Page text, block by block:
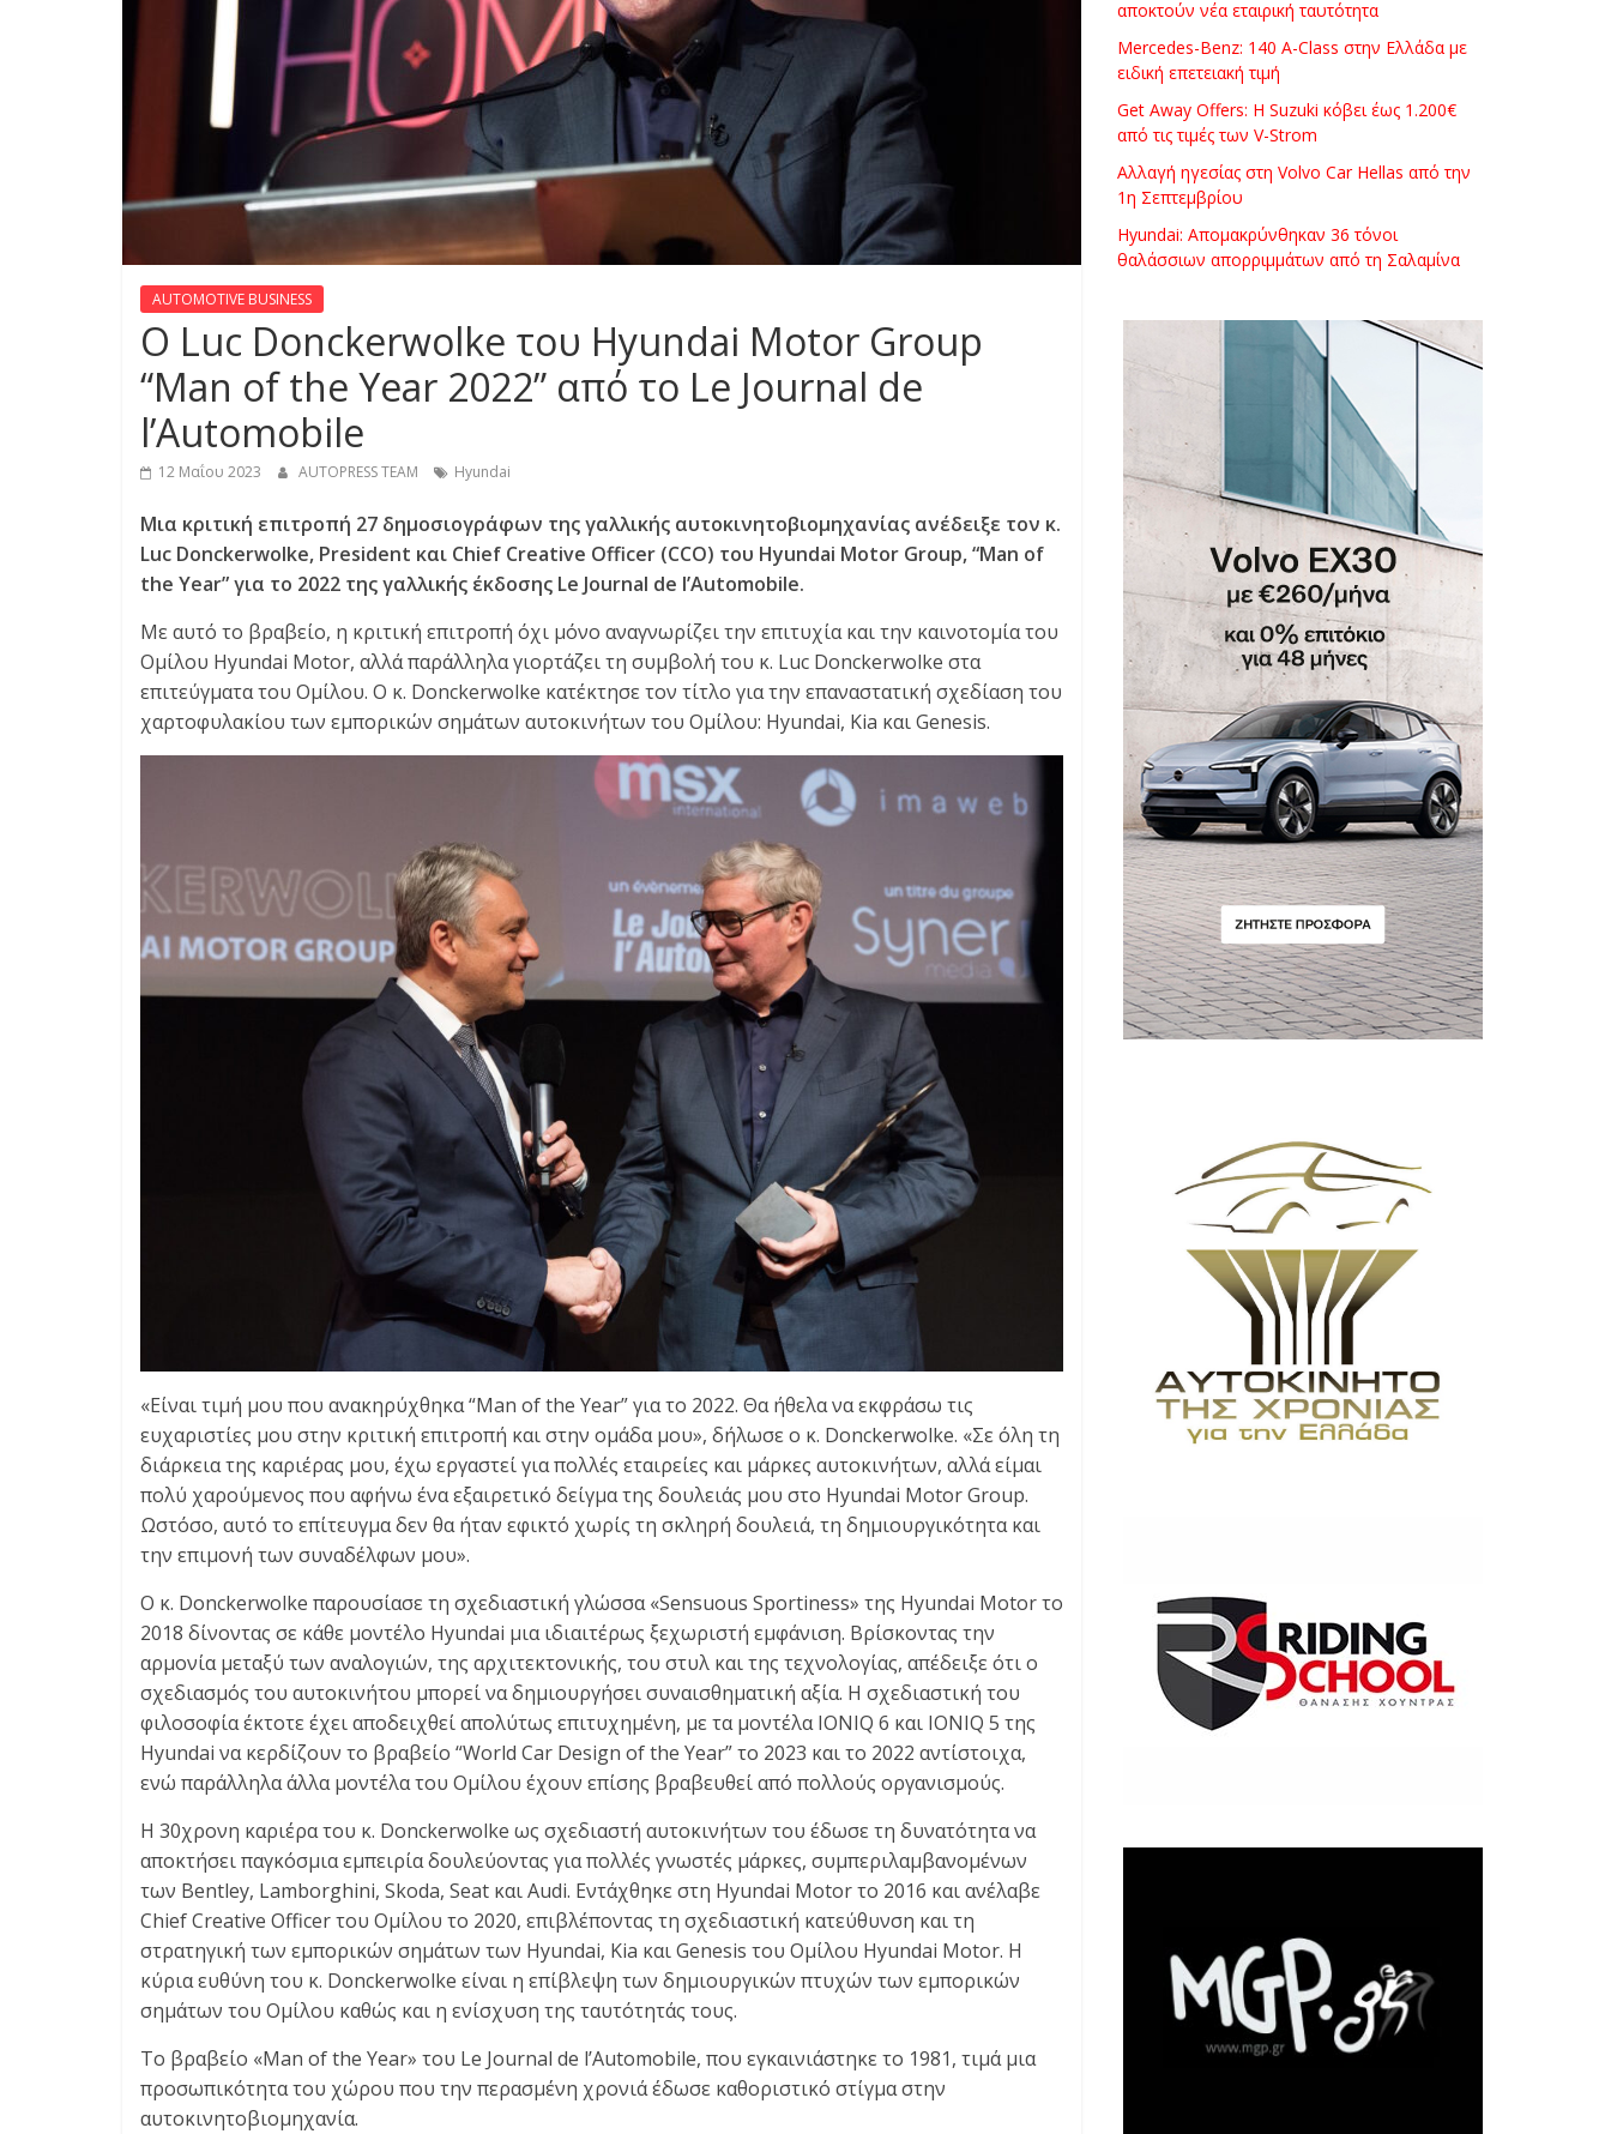
S
S
R
AUTOMOTIVE BUSINESS
Ο Luc Donckerwolke του Hyundai Motor Group
“Man of the Year 2022” από το Le Journal de
l’Automobile
12 Μαΐου 2023 AUTOPRESS TEAM Hyundai
Μια κριτική επιτροπή 27 δημοσιογράφων της γαλλικής αυτοκινητοβιομηχανίας ανέδειξε τον κ.
Luc Donckerwolke, President και Chief Creative Officer (CCO) του Hyundai Motor Group, “Man of
the Year” για το 2022 της γαλλικής έκδοσης Le Journal de l’Automobile.
Με αυτό το βραβείο, η κριτική επιτροπή όχι μόνο αναγνωρίζει την επιτυχία και την καινοτομία του
Ομίλου Hyundai Motor, αλλά παράλληλα γιορτάζει τη συμβολή του κ. Luc Donckerwolke στα
επιτεύγματα του Ομίλου. Ο κ. Donckerwolke κατέκτησε τον τίτλο για την επαναστατική σχεδίαση του
χαρτοφυλακίου των εμπορικών σημάτων αυτοκινήτων του Ομίλου: Hyundai, Kia και Genesis.
«Είναι τιμή μου που ανακηρύχθηκα “Man of the Year” για το 2022. Θα ήθελα να εκφράσω τις
ευχαριστίες μου στην κριτική επιτροπή και στην ομάδα μου», δήλωσε ο κ. Donckerwolke. «Σε όλη τη
διάρκεια της καριέρας μου, έχω εργαστεί για πολλές εταιρείες και μάρκες αυτοκινήτων, αλλά είμαι
πολύ χαρούμενος που αφήνω ένα εξαιρετικό δείγμα της δουλειάς μου στο Hyundai Motor Group.
Ωστόσο, αυτό το επίτευγμα δεν θα ήταν εφικτό χωρίς τη σκληρή δουλειά, τη δημιουργικότητα και
την επιμονή των συναδέλφων μου».
Ο κ. Donckerwolke παρουσίασε τη σχεδιαστική γλώσσα «Sensuous Sportiness» της Hyundai Motor το
2018 δίνοντας σε κάθε μοντέλο Hyundai μια ιδιαιτέρως ξεχωριστή εμφάνιση. Βρίσκοντας την
αρμονία μεταξύ των αναλογιών, της αρχιτεκτονικής, του στυλ και της τεχνολογίας, απέδειξε ότι ο
σχεδιασμός του αυτοκινήτου μπορεί να δημιουργήσει συναισθηματική αξία. Η σχεδιαστική του
φιλοσοφία έκτοτε έχει αποδειχθεί απολύτως επιτυχημένη, με τα μοντέλα IONIQ 6 και IONIQ 5 της
Hyundai να κερδίζουν το βραβείο “World Car Design of the Year” το 2023 και το 2022 αντίστοιχα,
ενώ παράλληλα άλλα μοντέλα του Ομίλου έχουν επίσης βραβευθεί από πολλούς οργανισμούς.
Η 30χρονη καριέρα του κ. Donckerwolke ως σχεδιαστή αυτοκινήτων του έδωσε τη δυνατότητα να
αποκτήσει παγκόσμια εμπειρία δουλεύοντας για πολλές γνωστές μάρκες, συμπεριλαμβανομένων
των Bentley, Lamborghini, Skoda, Seat και Audi. Εντάχθηκε στη Hyundai Motor το 2016 και ανέλαβε
Chief Creative Officer του Ομίλου το 2020, επιβλέποντας τη σχεδιαστική κατεύθυνση και τη
στρατηγική των εμπορικών σημάτων των Hyundai, Kia και Genesis του Ομίλου Hyundai Motor. Η
κύρια ευθύνη του κ. Donckerwolke είναι η επίβλεψη των δημιουργικών πτυχών των εμπορικών
σημάτων του Ομίλου καθώς και η ενίσχυση της ταυτότητάς τους.
Το βραβείο «Man of the Year» του Le Journal de l’Automobile, που εγκαινιάστηκε το 1981, τιμά μια
προσωπικότητα του χώρου που την περασμένη χρονιά έδωσε καθοριστικό στίγμα στην
αυτοκινητοβιομηχανία.
αποκτούν νέα εταιρική ταυτότητα
Mercedes-Benz: 140 A-Class στην Ελλάδα με
ειδική επετειακή τιμή
Get Away Offers: Η Suzuki κόβει έως 1.200€
από τις τιμές των V-Strom
Αλλαγή ηγεσίας στη Volvo Car Hellas από την
1η Σεπτεμβρίου
Hyundai: Απομακρύνθηκαν 36 τόνοι
θαλάσσιων απορριμμάτων από τη Σαλαμίνα